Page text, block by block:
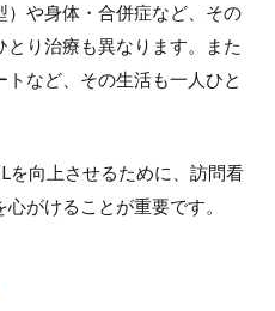
や身体・合併症など、その
り治療も異なります。また
など、その生活も一人ひと
を向上させるために、訪問看
がけることが重要です。